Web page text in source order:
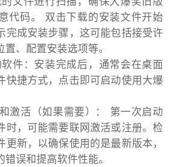
代码。 双击下载的安装文件开始
完成安装步骤，这可能包括接受许
、配置安装选项等。
件：安装完成后，通常会在桌面
快捷方式，点击即可启动使用大爆
激活（如果需要）： 第一次启动
时，可能需要联网激活或注册。检
新，以确保使用的是最新版本，
误和提高软件性能。